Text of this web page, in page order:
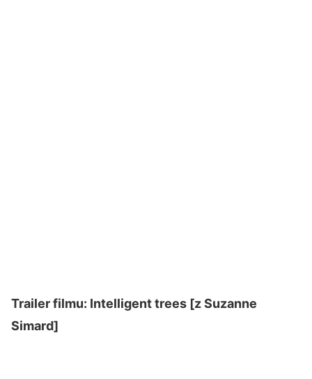
Trailer filmu: Intelligent trees [z Suzanne
Simard]